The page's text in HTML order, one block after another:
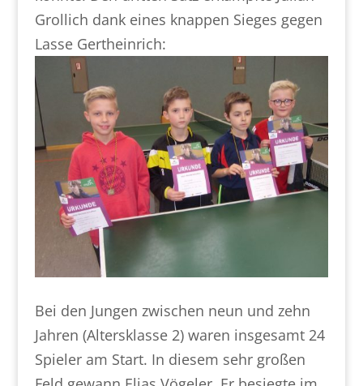
Grollich dank eines knappen Sieges gegen
Lasse Gertheinrich:
Bei den Jungen zwischen neun und zehn
Jahren (Altersklasse 2) waren insgesamt 24
Spieler am Start. In diesem sehr großen